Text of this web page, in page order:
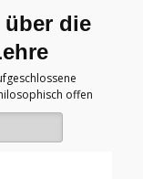
die
offen